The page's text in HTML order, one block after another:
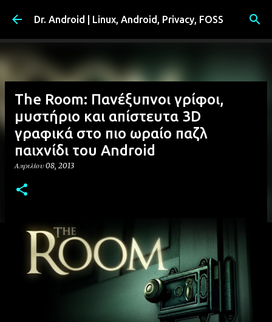
Μετάβαση στο κύριο περιεχόμενο
Dr. Android | Linux, Android, Privacy, FOSS
The Room: Πανέξυπνοι γρίφοι,
μυστήριο και απίστευτα 3D
γραφικά στο πιο ωραίο παζλ
παιχνίδι του Android
Απριλίου 08, 2013